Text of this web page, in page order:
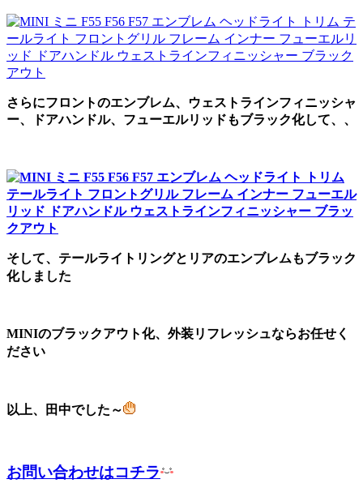
さらにフロントのエンブレム、ウェストラインフィニッシャ
ー、ドアハンドル、フューエルリッドもブラック化して、、
そして、テールライトリングとリアのエンブレムもブラック
化しました
MINIのブラックアウト化、外装リフレッシュならお任せく
ださい
以上、田中でした～
お問い合わせはコチラ